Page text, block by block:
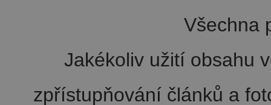
Všechna
Jakékoliv užití obsahu
zpřístupňování článků a